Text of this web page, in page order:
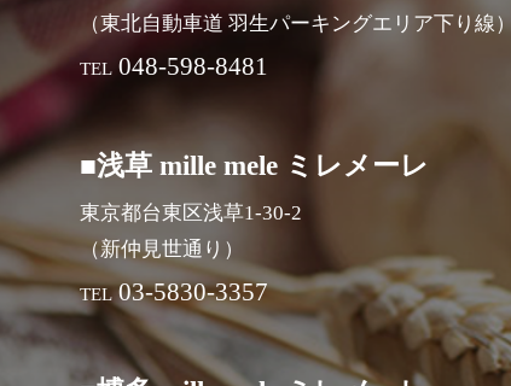
（東北自動車道 羽生パーキングエリア下り線）
TEL 048-598-8481
■浅草 mille mele ミレメーレ
東京都台東区浅草1-30-2
（新仲見世通り）
TEL 03-5830-3357